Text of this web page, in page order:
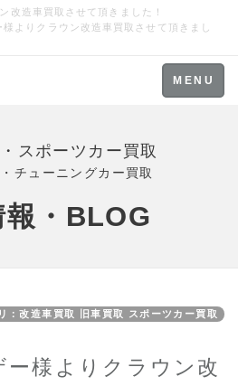
改造車買取させて頂きました！
よりクラウン改造車買取させて頂きまし
Toggle
navigation
MENU
スポーツカー買取
チューニングカー買取
報・BLOG
：改造車買取 旧車買取 スポーツカー買取
ー様よりクラウン改